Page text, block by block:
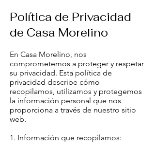
Política de Privacidad
de Casa Morelino
En Casa Morelino, nos
comprometemos a proteger y respetar
su privacidad. Esta política de
privacidad describe cómo
recopilamos, utilizamos y protegemos
la información personal que nos
proporciona a través de nuestro sitio
web.
1. Información que recopilamos: